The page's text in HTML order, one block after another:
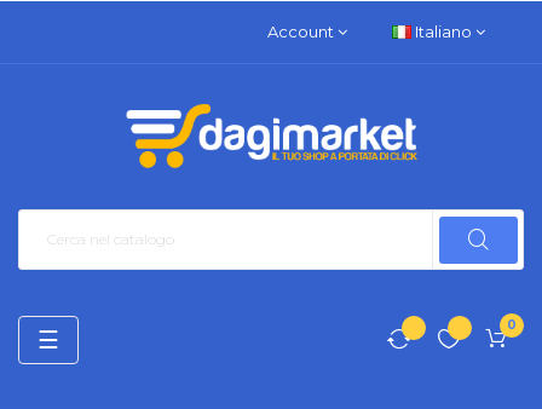
Account Italiano
0
navigazione
Toggle
☰